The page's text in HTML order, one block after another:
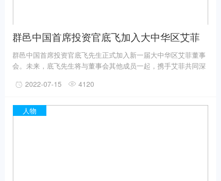
群邑中国首席投资官底飞加入大中华区艾菲
董事会
群邑中国首席投资官底飞先生正式加入新一届大中华区艾菲董事
会。未来，底飞先生将与董事会其他成员一起，携手艾菲共同深
效营销作品及其实践者，推动品牌商业价值增长。
2022-07-15 4120
人物